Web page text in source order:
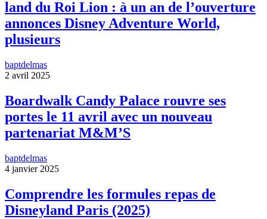
land du Roi Lion : à un an de l’ouverture
annonces Disney Adventure World,
plusieurs
baptdelmas
2 avril 2025
Boardwalk Candy Palace rouvre ses
portes le 11 avril avec un nouveau
partenariat M&M’S
baptdelmas
4 janvier 2025
Comprendre les formules repas de
Disneyland Paris (2025)